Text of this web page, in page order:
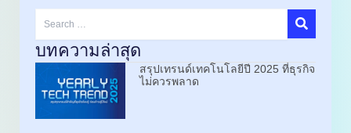
บทความล่าสุด
สรุปเทรนด์เทคโนโลยีปี 2025 ที่ธุรกิจ
ไม่ควรพลาด